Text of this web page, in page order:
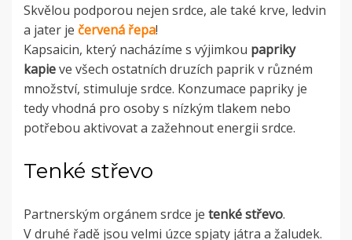
Skvělou podporou nejen srdce, ale také krve, ledvin
a jater je červená řepa!
Kapsaicin, který nacházíme s výjimkou papriky
kapieve všech ostatních druzích paprik v různém
množství, stimuluje srdce. Konzumace papriky je
tedy vhodná pro osoby s nízkým tlakem nebo
potřebou aktivovat a zažehnout energii srdce.
Tenké střevo
Partnerským orgánem srdce je tenké střevo.
V druhé řadě jsou velmi úzce spjaty játra a žaludek.